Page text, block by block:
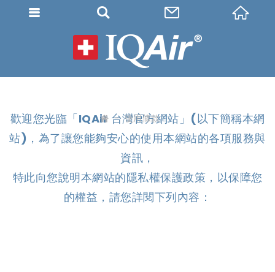
H
o
使用條款
歡迎您光臨「IQAir 台灣官方網站」(以下簡稱本網
站)，為了讓您能夠安心的使用本網站的各項服務與
資訊，
特此向您說明本網站的隱私權保護政策，以保障您
的權益，請您詳閱下列內容：